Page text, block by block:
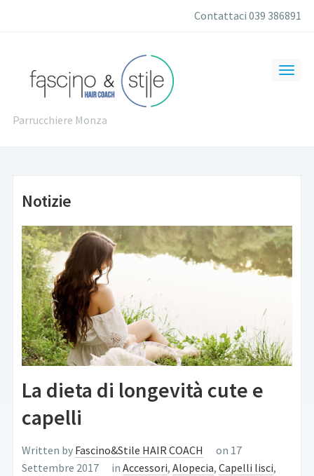
Contattaci 039 386891
Parrucchiere Monza
Notizie
La dieta di longevità cute e
capelli
Written by Fascino&Stile HAIR COACH
on 17
Settembre 2017
inAccessori,Alopecia,Capelli lisci,